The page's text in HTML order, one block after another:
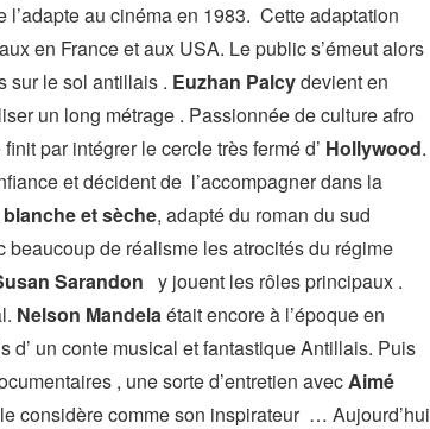
l’adapte au cinéma en 1983. Cette adaptation
en France et aux USA. Le public s’émeut alors
sur le sol antillais . Euzhan Palcydevient en
un long métrage . Passionnée de culture afro
par intégrer le cercle très fermé d’ Hollywood.
et décident de l’accompagner dans la
et sèche, adapté du roman du sud
beaucoup de réalisme les atrocités du régime
Sarandon y jouent les rôles principaux .
Nelson Mandelaétait encore à l’époque en
d’ un conte musical et fantastique Antillais. Puis
, une sorte d’entretien avecAimé
considère comme son inspirateur … Aujourd’hui